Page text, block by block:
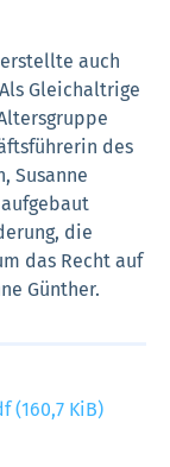
auch
Gleichaltrige
des
Susanne
die
das Recht auf
Günther.
(160,7 KiB)